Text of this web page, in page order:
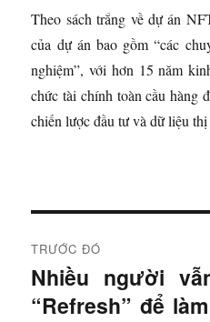
Theo sách trắng về dự án
của dự án bao gồm “các
nghiệm”, với hơn 15 năm
chức tài chính toàn cầu hàng
chiến lược đầu tư và dữ liệu
i
ề
TRƯỚC ĐÓ
B
à
Nhiều người
“Refresh” để